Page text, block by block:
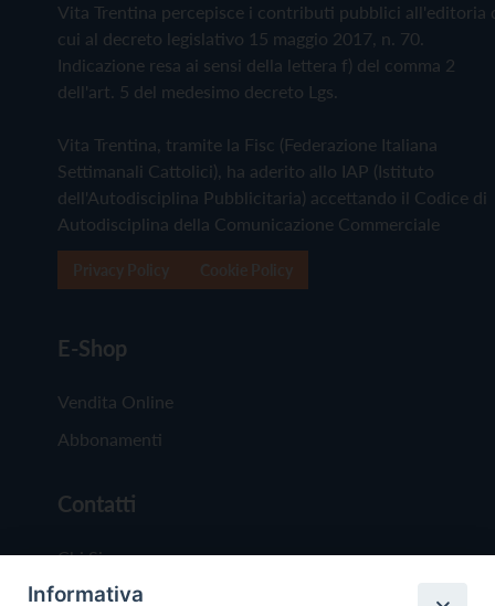
Vita Trentina percepisce i contributi pubblici all'editoria
cui al decreto legislativo 15 maggio 2017, n. 70.
Indicazione resa ai sensi della lettera f) del comma 2
dell'art. 5 del medesimo decreto Lgs.
Vita Trentina, tramite la Fisc (Federazione Italiana
Settimanali Cattolici), ha aderito allo IAP (Istituto
dell'Autodisciplina Pubblicitaria) accettando il Codice di
Autodisciplina della Comunicazione Commerciale
E-Shop
Vendita Online
Abbonamenti
Contatti
Chi Siamo
Redazione
Informativa